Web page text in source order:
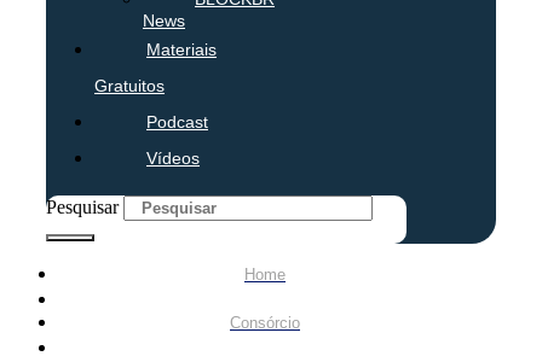
News
Materiais
Gratuitos
Podcast
Vídeos
Pesquisar
Home
Consórcio